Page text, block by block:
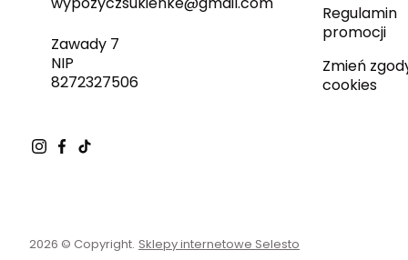
Zawady 7
NIP
8272327506
Regulamin
promocji
Zmień
cookies
2026 © Copyright. Sklepy internetowe Selesto